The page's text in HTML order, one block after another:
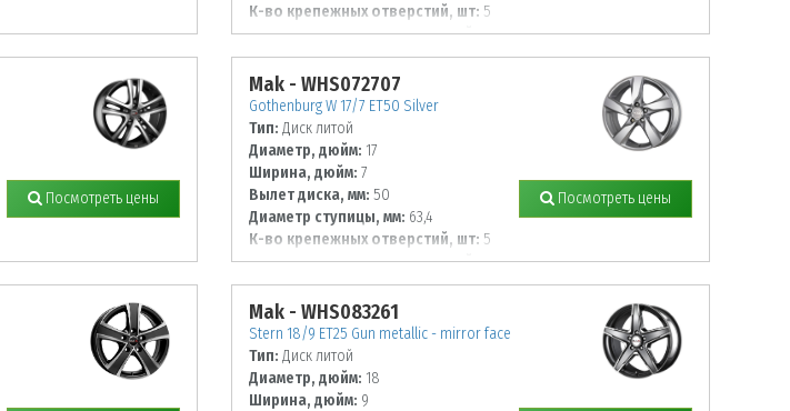
К-во крепежных отверстий, шт: 5
Диаметр располож. отверстий, мм:
114,3
Посмотреть цены
Mak - WHS072707
Gothenburg W 17/7 ET50 Silver
Тип: Диск литой
Диаметр, дюйм: 17
Ширина, дюйм: 7
Вылет диска, мм: 50
Диаметр ступицы, мм: 63,4
К-во крепежных отверстий, шт: 5
Диаметр располож. отверстий, мм:
108
Посмотреть цены
Mak - WHS083261
Stern 18/9 ET25 Gun metallic - mirror face
Тип: Диск литой
Диаметр, дюйм: 18
Ширина, дюйм: 9